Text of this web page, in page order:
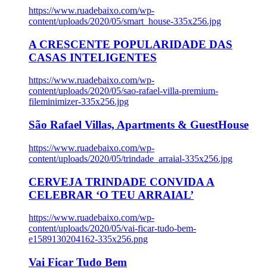
https://www.ruadebaixo.com/wp-
content/uploads/2020/05/smart_house-335x256.jpg
A CRESCENTE POPULARIDADE DAS
CASAS INTELIGENTES
https://www.ruadebaixo.com/wp-
content/uploads/2020/05/sao-rafael-villa-premium-
fileminimizer-335x256.jpg
São Rafael Villas, Apartments & GuestHouse
https://www.ruadebaixo.com/wp-
content/uploads/2020/05/trindade_arraial-335x256.jpg
CERVEJA TRINDADE CONVIDA A
CELEBRAR ‘O TEU ARRAIAL’
https://www.ruadebaixo.com/wp-
content/uploads/2020/05/vai-ficar-tudo-bem-
e1589130204162-335x256.png
Vai Ficar Tudo Bem